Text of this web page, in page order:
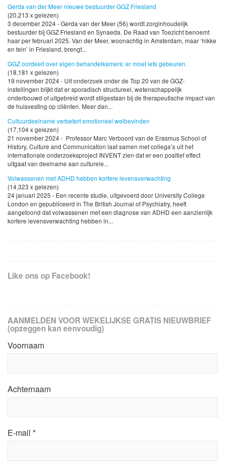
Gerda van der Meer nieuwe bestuurder GGZ Friesland
(20,213 x gelezen)
3 december 2024 - Gerda van der Meer (56) wordt zorginhoudelijk
bestuurder bij GGZ Friesland en Synaeda. De Raad van Toezicht benoemt
haar per februari 2025. Van der Meer, woonachtig in Amsterdam, maar ‘hikke
en tein’ in Friesland, brengt...
GGZ oordeelt over eigen behandelkamers: er moet iets gebeuren.
(18,181 x gelezen)
19 november 2024 - Uit onderzoek onder de Top 20 van de GGZ-
instellingen blijkt dat er sporadisch structureel, wetenschappelijk
onderbouwd of uitgebreid wordt stilgestaan bij de therapeutische impact van
de huisvesting op cliënten. Meer dan...
Cultuurdeelname verbetert emotioneel welbevinden
(17,104 x gelezen)
21 november 2024 - Professor Marc Verboord van de Erasmus School of
History, Culture and Communication laat samen met collega’s uit het
internationale onderzoeksproject INVENT zien dat er een positief effect
uitgaat van deelname aan culturele...
Volwassenen met ADHD hebben kortere levensverwachting
(14,323 x gelezen)
24 januari 2025 - Een recente studie, uitgevoerd door University College
London en gepubliceerd in The British Journal of Psychiatry, heeft
aangetoond dat volwassenen met een diagnose van ADHD een aanzienlijk
kortere levensverwachting hebben in...
Like ons op Facebook!
AANMELDEN VOOR WEKELIJKSE GRATIS NIEUWBRIEF
(opzeggen kan eenvoudig)
Voornaam
Achternaam
E-mail *